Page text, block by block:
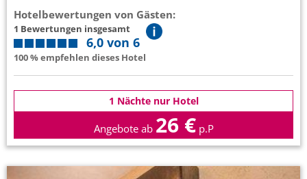
Hotelbewertungen von Gästen:
1 Bewertungen insgesamt
6,0 von 6
100 % empfehlen dieses Hotel
1 Nächte nur Hotel
Angebote ab 26 € p.P